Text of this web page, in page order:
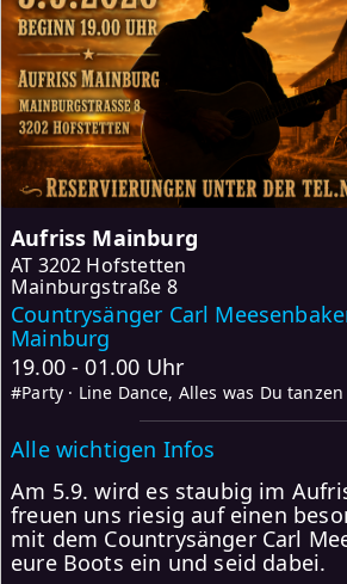
Aufriss Mainburg
AT 3202 Hofstetten
Mainburgstraße 8
Countrysänger Carl
Mainburg
19.00 - 01.00 Uhr
#Party · Line Dance, Alles was Du
Alle wichtigen Infos
Am 5.9. wird es staubig im
freuen uns riesig auf einen
mit dem Countrysänger Carl
eure Boots ein und seid dabei.